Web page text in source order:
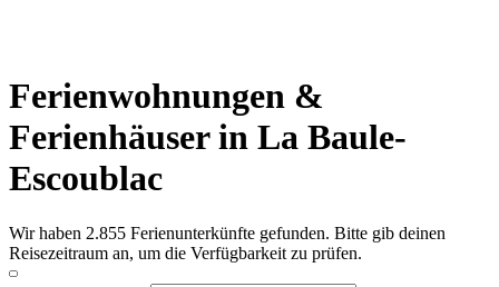
Ferienwohnungen &
Ferienhäuser in La Baule-
Escoublac
Wir haben 2.855 Ferienunterkünfte gefunden. Bitte gib deinen
Reisezeitraum an, um die Verfügbarkeit zu prüfen.